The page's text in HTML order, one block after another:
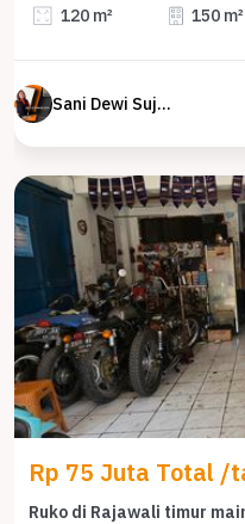
120 m² 150 m²
Sani Dewi Sujono
Rp 75 Juta Total /